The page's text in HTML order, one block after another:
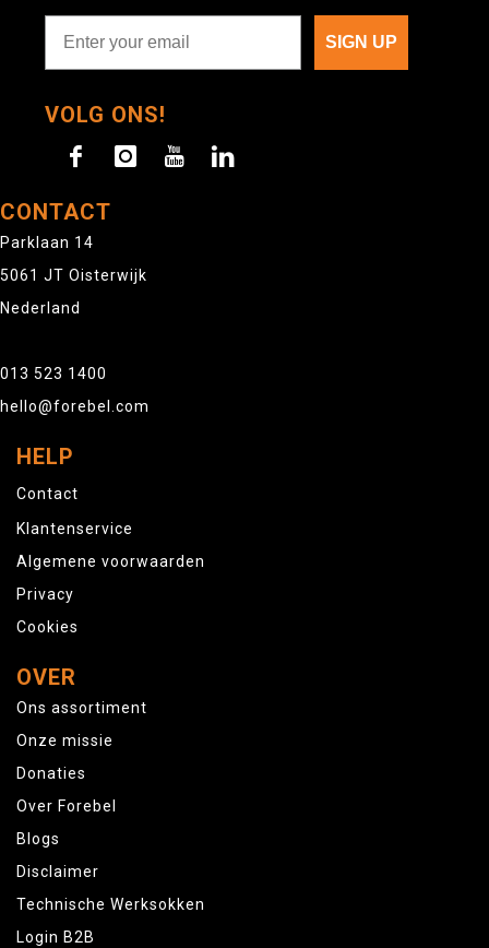
SIGN UP
VOLG ONS!
CONTACT
Parklaan 14
5061 JT Oisterwijk
Nederland
013 523 1400
hello@forebel.com
HELP
Contact
Klantenservice
Algemene voorwaarden
Privacy
Cookies
OVER
Ons assortiment
Onze missie
Donaties
Over Forebel
Blogs
Disclaimer
Technische Werksokken
Login B2B